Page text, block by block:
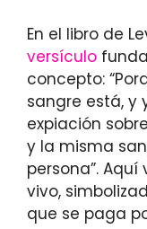
En el libro de
versículo
concepto:
sangre está, y
expiación
y la misma
persona”.
vivo,
que se paga